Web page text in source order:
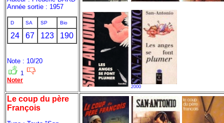
Année sortie : 1957
D SA SP Bio
24 67 123 190
Note : 10/20
1
Noter
2000
Le coup du père
François